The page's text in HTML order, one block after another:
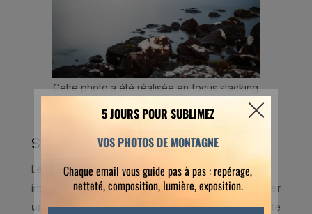
Cette photo a été réalisée en focus stacking
pour garantir une netteté parfaite du premier
S’intégrer dans le paysage
Le trépied offre aussi une autre possibilité : vous
intégrer dans votre propre photo de paysage. Ajouter
une silhouette humainedonne une échelle, raconte